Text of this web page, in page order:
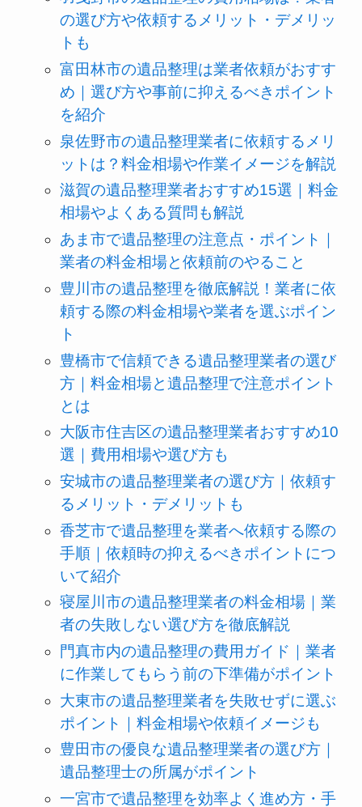
の選び方や依頼するメリット・デメリッ
トも
富田林市の遺品整理は業者依頼がおすす
め｜選び方や事前に抑えるべきポイント
を紹介
泉佐野市の遺品整理業者に依頼するメリ
ットは？料金相場や作業イメージを解説
滋賀の遺品整理業者おすすめ15選｜料金
相場やよくある質問も解説
あま市で遺品整理の注意点・ポイント｜
業者の料金相場と依頼前のやること
豊川市の遺品整理を徹底解説！業者に依
頼する際の料金相場や業者を選ぶポイン
ト
豊橋市で信頼できる遺品整理業者の選び
方｜料金相場と遺品整理で注意ポイント
とは
大阪市住吉区の遺品整理業者おすすめ10
選｜費用相場や選び方も
安城市の遺品整理業者の選び方｜依頼す
るメリット・デメリットも
香芝市で遺品整理を業者へ依頼する際の
手順｜依頼時の抑えるべきポイントにつ
いて紹介
寝屋川市の遺品整理業者の料金相場｜業
者の失敗しない選び方を徹底解説
門真市内の遺品整理の費用ガイド｜業者
に作業してもらう前の下準備がポイント
大東市の遺品整理業者を失敗せずに選ぶ
ポイント｜料金相場や依頼イメージも
豊田市の優良な遺品整理業者の選び方｜
遺品整理士の所属がポイント
一宮市で遺品整理を効率よく進め方・手